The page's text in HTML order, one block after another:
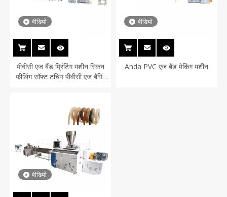
वीडियो
पीवीसी एज बैंड प्रिंटिंग मशीन स्किन
फीलिंग सॉफ्ट टचिंग पीवीसी एज बैंगिंग
वीडियो
Anda PVC एज बैंड मेकिंग मशीन
वीडियो